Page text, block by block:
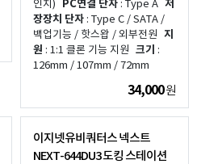
인치) PC연결 단자 : Type A 저
장장치 단자 : Type C / SATA /
백업기능 / 핫스왑 / 외부전원 지
원 : 1:1 클론 기능 지원 크기 :
126mm / 107mm / 72mm
34,000원
이지넷유비쿼터스 넥스트
NEXT-644DU3 도킹 스테이션